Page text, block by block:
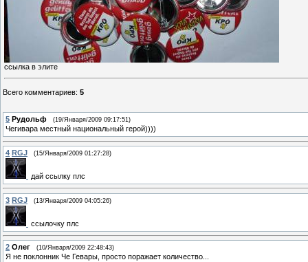
ссылка в элите
Всего комментариев: 5
5 Рудольф (19/Января/2009 09:17:51)
Чегивара местный национальный герой))))
4 RGJ (15/Января/2009 01:27:28)
дай ссылку плс
3 RGJ (13/Января/2009 04:05:26)
ссылочку плс
2 Олег (10/Января/2009 22:48:43)
Я не поклонник Че Гевары, просто поражает количество...